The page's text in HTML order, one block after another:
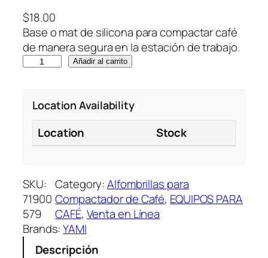
$18.00
Base o mat de silicona para compactar café
de manera segura en la estación de trabajo.
A
T
P
A
R
Añadir al carrito
Location Availability
Location Stock
SKU:
71900
579
Category:Alfombrillas para
Compactador de Café, EQUIPOS PARA
CAFÉ, Venta en Línea
Brands:YAMI
Descripción